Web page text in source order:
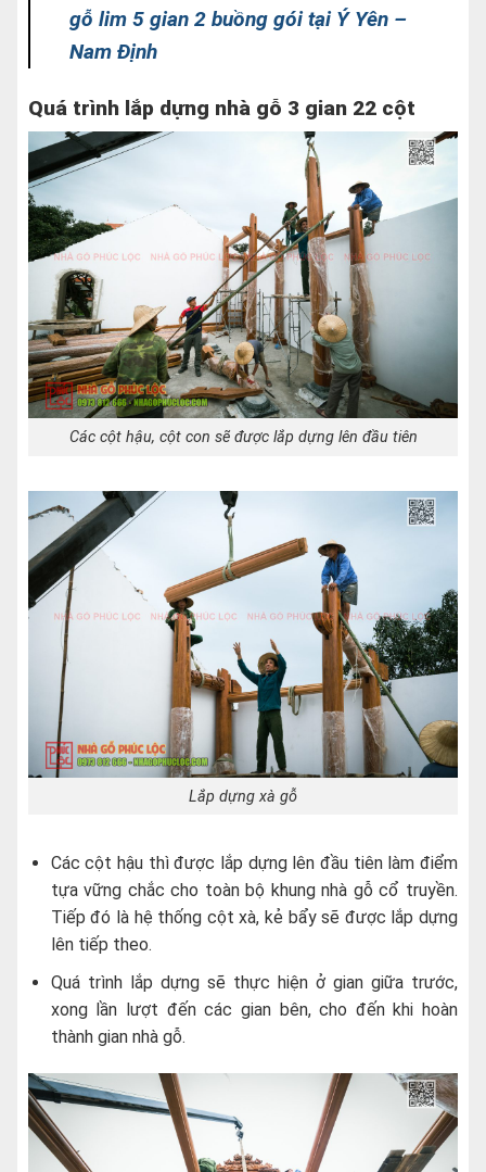
gỗ lim 5 gian 2 buồng gói tại Ý Yên –
Nam Định
Quá trình lắp dựng nhà gỗ 3 gian 22 cột
Các cột hậu, cột con sẽ được lắp dựng lên đầu tiên
Lắp dựng xà gỗ
Các cột hậu thì được lắp dựng lên đầu tiên làm điểm
tựa vững chắc cho toàn bộ khung nhà gỗ cổ truyền.
Tiếp đó là hệ thống cột xà, kẻ bẩy sẽ được lắp dựng
lên tiếp theo.
Quá trình lắp dựng sẽ thực hiện ở gian giữa trước,
xong lần lượt đến các gian bên, cho đến khi hoàn
thành gian nhà gỗ.